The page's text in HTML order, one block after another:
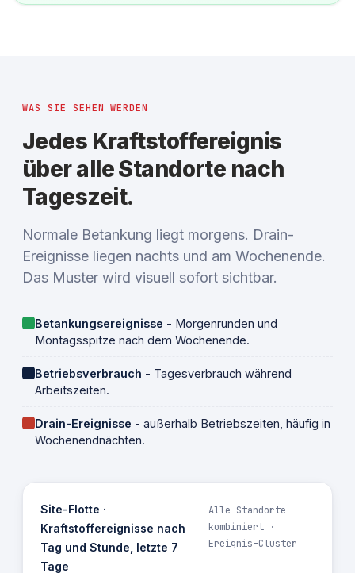
WAS SIE SEHEN WERDEN
Jedes Kraftstoffereignis
über alle Standorte nach
Tageszeit.
Normale Betankung liegt morgens. Drain-
Ereignisse liegen nachts und am Wochenende.
Das Muster wird visuell sofort sichtbar.
Betankungsereignisse - Morgenrunden und
Montagsspitze nach dem Wochenende.
Betriebsverbrauch - Tagesverbrauch während
Arbeitszeiten.
Drain-Ereignisse - außerhalb Betriebszeiten, häufig in
Wochenendnächten.
Site-Flotte ·
Kraftstoffereignisse nach
Tag und Stunde, letzte 7
Tage
Alle Standorte
kombiniert ·
Ereignis-Cluster